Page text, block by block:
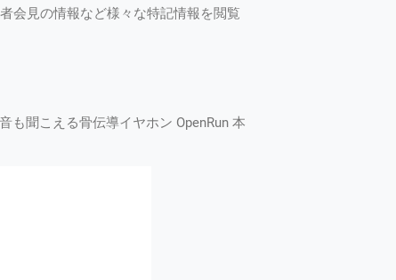
会見の情報など様々な特記情報を閲覧
も聞こえる骨伝導イヤホン OpenRun 本